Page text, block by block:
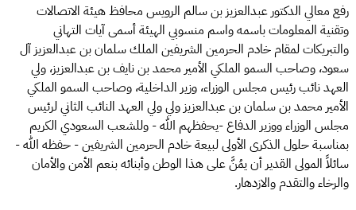
رفع معالي الدكتور عبدالعزيز بن سالم الرويس محافظ هيئة الاتصالات
وتقنية المعلومات باسمه واسم منسوبي الهيئة أسمى آيات التهاني
والتبريكات لمقام خادم الحرمين الشريفين الملك سلمان بن عبدالعزيز آل
سعود، وصاحب السمو الملكي الأمير محمد بن نايف بن عبدالعزيز، ولي
العهد نائب رئيس مجلس الوزراء، وزير الداخلية، وصاحب السمو الملكي
الأمير محمد بن سلمان بن عبدالعزيز ولي ولي العهد النائب الثاني لرئيس
مجلس الوزراء ووزير الدفاع -يحفظهم الله - وللشعب السعودي الكريم
بمناسبة حلول الذكرى الأولى لبيعة خادم الحرمين الشريفين - حفظه الله -
سائلاً المولى القدير أن يمُنَّ على هذا الوطن وأبنائه بنعم الأمن والأمان
والرخاء والتقدم والازدهار.